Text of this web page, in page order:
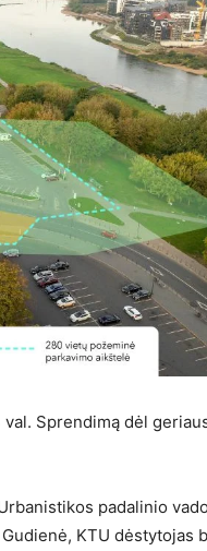
Sprendimą dėl
padalinio
KTU dėstytojas